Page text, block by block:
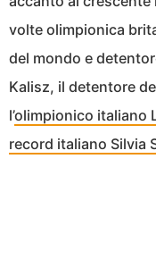
volte olimpionica
del mondo e
Kalisz, il detentore
l’olimpionico italiano
record italiano Silvia